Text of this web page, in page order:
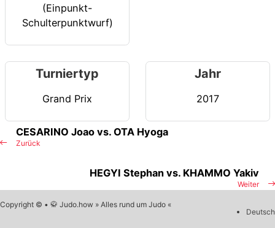
(Einpunkt-
Schulterpunktwurf)
Turniertyp
Grand Prix
Jahr
2017
Zurück
CESARINO Joao vs. OTA Hyoga
Weiter
HEGYI Stephan vs. KHAMMO Yakiv
Copyright © • 🥋 Judo.how » Alles rund um Judo «
Deutsch